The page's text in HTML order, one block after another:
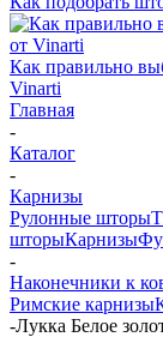
Как правильно
Vinarti
Главная
-
Каталог
-
Карнизы
Рулонные шторы
шторыКарнизы
-
Наконечники к
Римские карнизы
-Лукка Белое